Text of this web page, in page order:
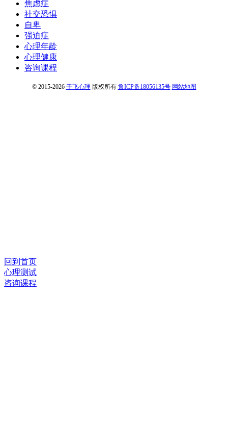
焦虑症
社交恐惧
自卑
强迫症
心理年龄
心理健康
咨询课程
© 2015-2026 于飞心理 版权所有 鲁ICP备18056135号 网站地图
回到首页
心理测试
咨询课程